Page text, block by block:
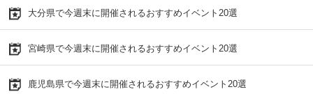
大分県で今週末に開催されるおすすめイベント20選
宮崎県で今週末に開催されるおすすめイベント20選
鹿児島県で今週末に開催されるおすすめイベント20選